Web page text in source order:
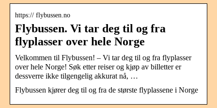
https:// flybussen.no
Flybussen. Vi tar deg til og fra
flyplasser over hele Norge
Velkommen til Flybussen! – Vi tar deg til og fra flyplasser
over hele Norge! Søk etter reiser og kjøp av billetter er
dessverre ikke tilgengelig akkurat nå, …
Flybussen kjører deg til og fra de største flyplassene i Norge